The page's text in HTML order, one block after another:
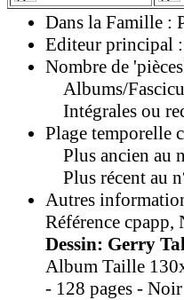
Dans la Famille :
Editeur principal :
Nombre de
Albums/
Intégrales ou
Plage temporelle
Plus ancien au
Plus récent au
Autres
Référence
Dessin: Gerry
Album Taille
- 128 pages -